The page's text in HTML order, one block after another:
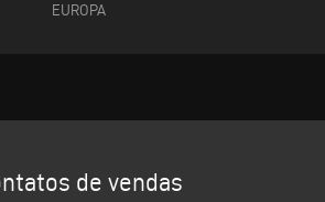
EUROPA
de vendas